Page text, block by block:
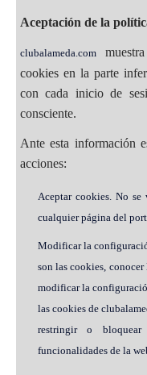
Aceptación de la
clubalameda.com
cookies en la parte
con cada inicio de
consciente.
Ante esta información
acciones:
Aceptar cookies. No
cualquier página del
Modificar la
son las cookies,
modificar la
las cookies de
restringir o
funcionalidades de la